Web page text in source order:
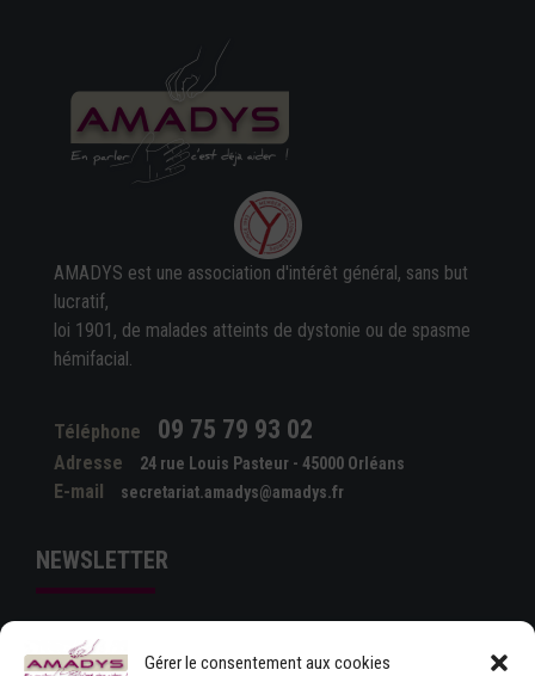
Gérer le consentement aux cookies
AMADYS est une association d'intérêt général, sans but
lucratif,
loi 1901, de malades atteints de dystonie ou de spasme
hémifacial.
Téléphone 09 75 79 93 02
Adresse 24 rue Louis Pasteur - 45000 Orléans
E-mail secretariat.amadys@amadys.fr
NEWSLETTER